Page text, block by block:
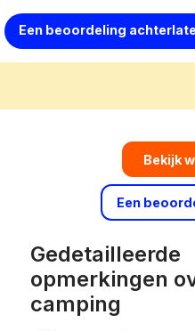
Een beoordeling
Bekijk
Een
Gedetailleerde
opmerkingen
camping